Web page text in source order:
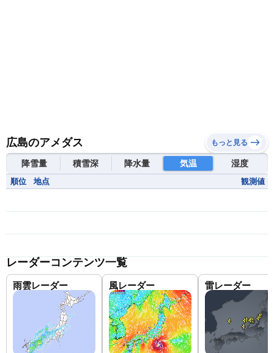
広島のアメダス もっと見る
降雪量 積雪深 降水量 気温 湿度
順位 地点 観測値
レーダーコンテンツ一覧
雨雲レーダー 風レーダー 雷レーダー